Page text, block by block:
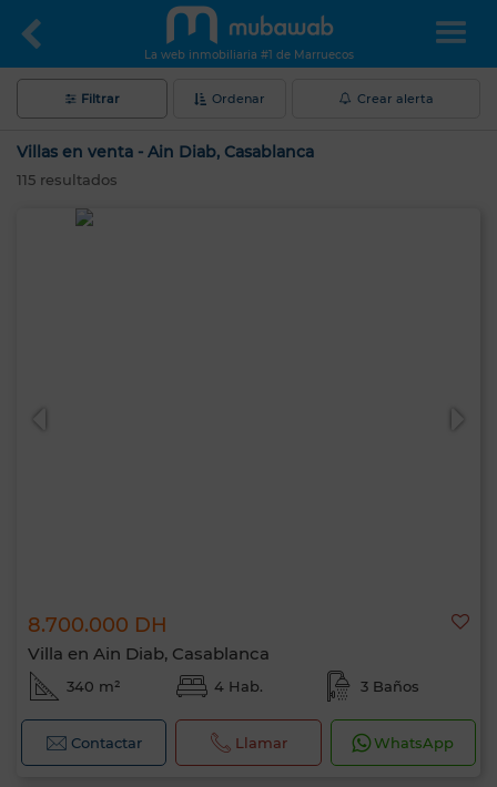
La web inmobiliaria #1 de Marruecos
Filtrar Ordenar Crear alerta
Villas en venta - Ain Diab, Casablanca
115 resultados
8.700.000 DH
Villa en Ain Diab, Casablanca
340 m² 4 Hab. 3 Baños
Contactar Llamar WhatsApp